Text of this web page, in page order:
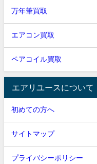
万年筆買取
エアコン買取
ペアコイル買取
エアリユースについて
初めての方へ
サイトマップ
プライバシーポリシー